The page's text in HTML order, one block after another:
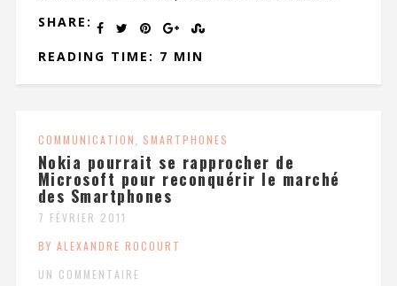
SHARE:
READING TIME: 7 MIN
COMMUNICATION, SMARTPHONES
Nokia pourrait se rapprocher de
Microsoft pour reconquérir le marché
des Smartphones
7 FÉVRIER 2011
BY ALEXANDRE ROCOURT
UN COMMENTAIRE